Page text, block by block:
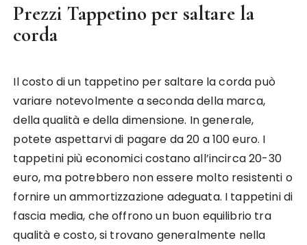
Prezzi Tappetino per saltare la
corda
Il costo di un tappetino per saltare la corda può
variare notevolmente a seconda della marca,
della qualità e della dimensione. In generale,
potete aspettarvi di pagare da 20 a 100 euro. I
tappetini più economici costano all’incirca 20-30
euro, ma potrebbero non essere molto resistenti o
fornire un ammortizzazione adeguata. I tappetini di
fascia media, che offrono un buon equilibrio tra
qualità e costo, si trovano generalmente nella